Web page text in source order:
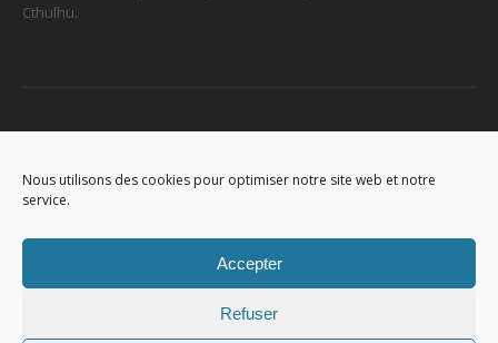
Nous utilisons des cookies pour optimiser notre site web et notre
service.
Accepter
Refuser
Cthulhu.